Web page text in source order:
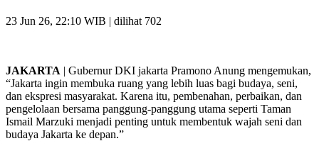
23 Jun 26, 22:10 WIB | dilihat 702
JAKARTA | Gubernur DKI jakarta Pramono Anung mengemukan,
“Jakarta ingin membuka ruang yang lebih luas bagi budaya, seni,
dan ekspresi masyarakat. Karena itu, pembenahan, perbaikan, dan
pengelolaan bersama panggung-panggung utama seperti Taman
Ismail Marzuki menjadi penting untuk membentuk wajah seni dan
budaya Jakarta ke depan.”